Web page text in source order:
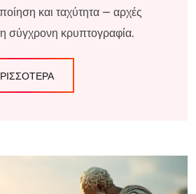
και ταχύτητα — αρχές
σύγχρονη κρυπτογραφία.